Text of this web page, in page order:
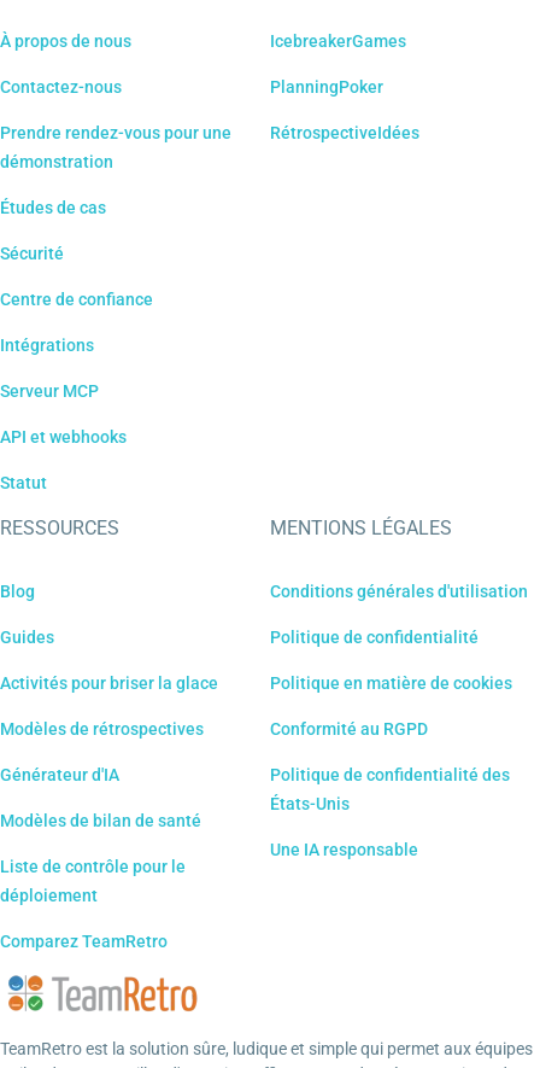
À propos de nous
Contactez-nous
Prendre rendez-vous pour une
démonstration
Études de cas
Sécurité
Centre de confiance
Intégrations
Serveur MCP
API et webhooks
Statut
IcebreakerGames
PlanningPoker
RétrospectiveIdées
RESSOURCES
Blog
Guides
Activités pour briser la glace
Modèles de rétrospectives
Générateur d'IA
Modèles de bilan de santé
Liste de contrôle pour le
déploiement
Comparez TeamRetro
MENTIONS LÉGALES
Conditions générales d'utilisation
Politique de confidentialité
Politique en matière de cookies
Conformité au RGPD
Politique de confidentialité des
États-Unis
Une IA responsable
TeamRetro est la solution sûre, ludique et simple qui permet aux équipes